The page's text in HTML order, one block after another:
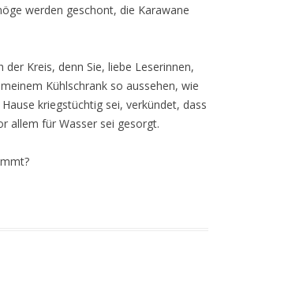
werden geschont, die Karawane
Kreis, denn Sie, liebe Leserinnen,
Kühlschrank so aussehen, wie
kriegstüchtig sei, verkündet, dass
allem für Wasser sei gesorgt.